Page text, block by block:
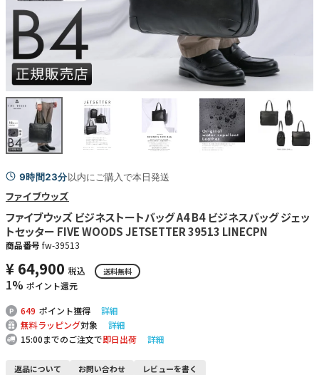
9時間23分以内にご購入で本日発送
ファイブウッズ
ファイブウッズ ビジネストートバッグ A4 B4 ビジネスバッグ ジェッ
トセッター FIVE WOODS JETSETTER 39513 LINECPN
商品番号 fw-39513
¥ 64,900 税込 送料無料
1% ポイント還元
649 ポイント獲得
詳細
無料ラッピング対象
詳細
15:00までのご注文で即日出荷 詳細
返品について お問い合わせ レビューを書く